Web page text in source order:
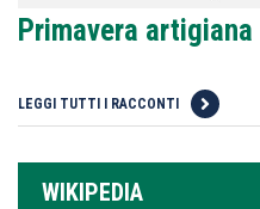
Primavera artigiana
LEGGI TUTTI I RACCONTI
WIKIPEDIA